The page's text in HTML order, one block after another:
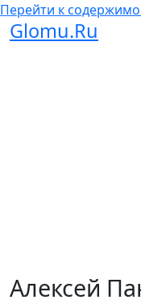
Перейти к
Glomu.Ru
Алексей